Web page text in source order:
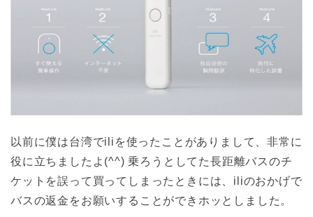
以前に僕は台湾でiliを使ったことがありまして、非常に
役に立ちましたよ(^^) 乗ろうとしてた長距離バスのチ
ケットを誤って買ってしまったときには、iliのおかげで
バスの返金をお願いすることができホッとしました。